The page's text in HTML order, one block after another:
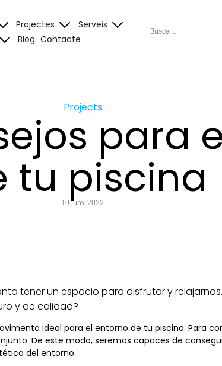
Projectes
Serveis
Blog Contacte
Projects
para
tu piscina
10 juny, 2022
tener un espacio para disfrutar y
y de calidad?
ideal para el entorno de tu piscina. Para
De este modo, seremos capaces de
del entorno.